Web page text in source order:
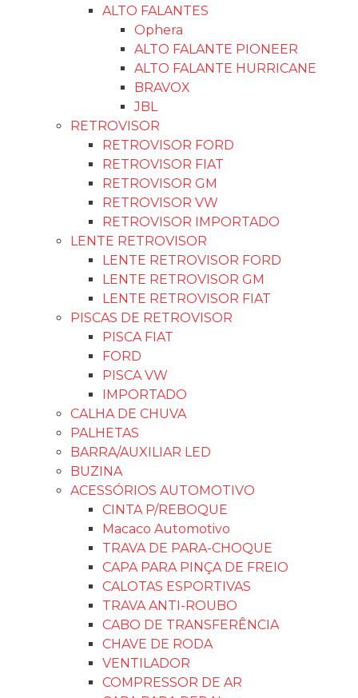
ALTO FALANTES
Ophera
ALTO FALANTE PIONEER
ALTO FALANTE HURRICANE
BRAVOX
JBL
RETROVISOR
RETROVISOR FORD
RETROVISOR FIAT
RETROVISOR GM
RETROVISOR VW
RETROVISOR IMPORTADO
LENTE RETROVISOR
LENTE RETROVISOR FORD
LENTE RETROVISOR GM
LENTE RETROVISOR FIAT
PISCAS DE RETROVISOR
PISCA FIAT
FORD
PISCA VW
IMPORTADO
CALHA DE CHUVA
PALHETAS
BARRA/AUXILIAR LED
BUZINA
ACESSÓRIOS AUTOMOTIVO
CINTA P/REBOQUE
Macaco Automotivo
TRAVA DE PARA-CHOQUE
CAPA PARA PINÇA DE FREIO
CALOTAS ESPORTIVAS
TRAVA ANTI-ROUBO
CABO DE TRANSFERÊNCIA
CHAVE DE RODA
VENTILADOR
COMPRESSOR DE AR